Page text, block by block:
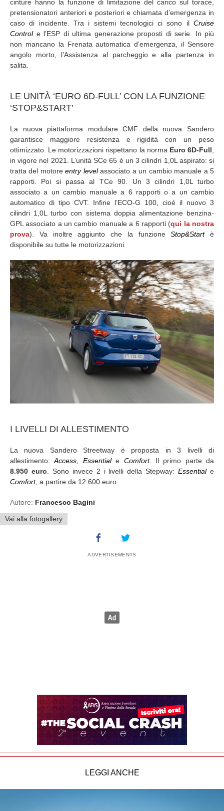
cinture hanno la funzione di limitazione del carico sul torace,
pretensionatori anteriori e posteriori e chiamata d’emergenza in
caso di incidente. Tra i sistemi tecnologici ci sono il Cruise
Controle l’ESP di ultima generazione proposti di serie. In più
non mancano la Frenata automatica d’emergenza, il Sensore
angolo morto, l’Assistenza al parcheggio e alla partenza in
salita.
LE UNITÀ ‘EURO 6D-FULL’ CON LA FUNZIONE
‘STOP&START’
La nuova piattaforma modulare CMF della nuova Sandero
garantisce maggiore resistenza e rigidità con un peso
ottimizzato. Le motorizzazioni rispettano la norma Euro 6D-Full
in vigore nel 2021. L’unità SCe 65 è un 3 cilindri 1,0L aspirato: si
tratta del motoreentry levelassociato a un cambio manuale a 5
rapporti. Poi si passa al TCe 90. Un 3 cilindri 1,0L turbo
associato a un cambio manuale a 6 rapporti o a un cambio
automatico di tipo CVT. Infine l’ECO-G 100, cioé il nuovo 3
cilindri 1,0L turbo con sistema doppia alimentazione benzina-
GPL associato a un cambio manuale a 6 rapporti (qui la nostra
prova). Va inoltre aggiunto che la funzioneStop&Startè
disponibile su tutte le motorizzazioni.
I LIVELLI DI ALLESTIMENTO
La nuova Sandero Streetway è proposta in 3 livelli di
allestimento:Access, Essentiale Comfort. Il primo parte da
8.950 euro . Sono invece 2 i livelli della Stepway:Essentiale
Comfort, a partire da 12.600 euro.
Autore: Francesco Bagini
Vai alla fotogallery
LEGGI ANCHE